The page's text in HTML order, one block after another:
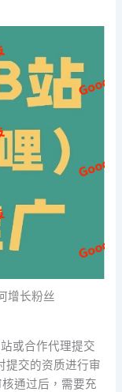
增长粉丝
或合作代理提交
提交的资质进行审
通过后，需要充